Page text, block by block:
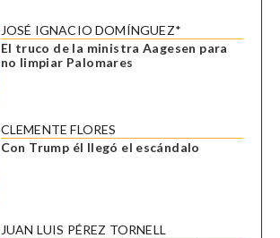
JOSÉ IGNACIO DOMÍNGUEZ*
El truco de la ministra Aagesen para
no limpiar Palomares
CLEMENTE FLORES
Con Trump él llegó el escándalo
JUAN LUIS PÉREZ TORNELL